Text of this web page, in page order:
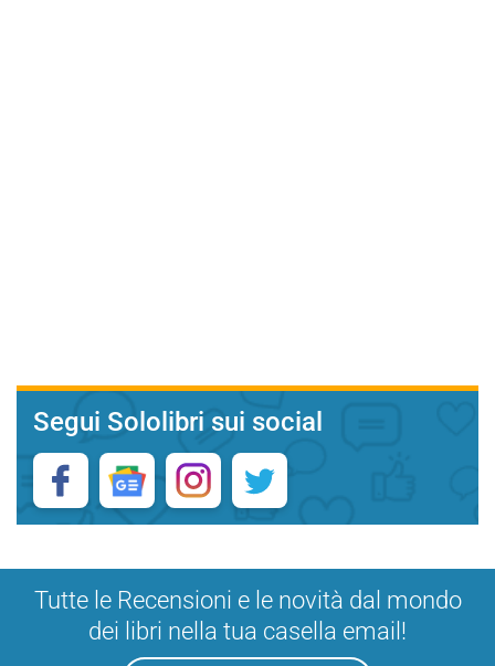
Segui Sololibri sui social
Tutte le Recensioni e le novità dal mondo
dei libri nella tua casella email!